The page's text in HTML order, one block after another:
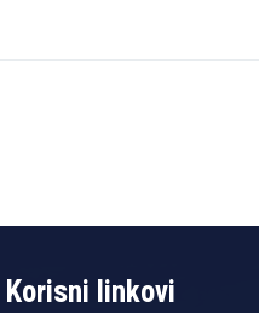
Korisni linkovi